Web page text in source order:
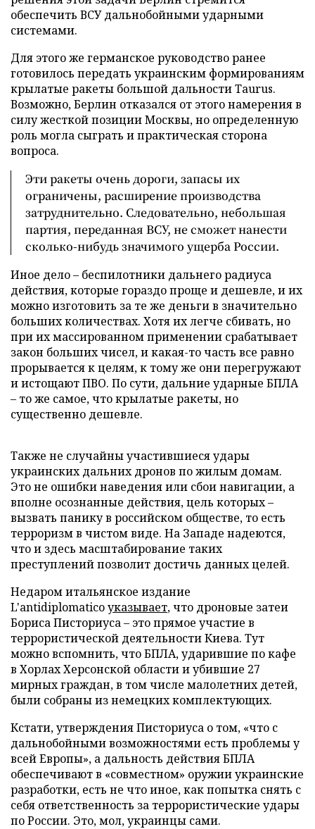
обеспечить ВСУ дальнобойными ударными
системами.
Для этого же германское руководство ранее
готовилось передать украинским формированиям
крылатые ракеты большой дальности Taurus.
Возможно, Берлин отказался от этого намерения в
силу жесткой позиции Москвы, но определенную
роль могла сыграть и практическая сторона
вопроса.
Эти ракеты очень дороги, запасы их
ограничены, расширение производства
затруднительно. Следовательно, небольшая
партия, переданная ВСУ, не сможет нанести
сколько-нибудь значимого ущерба России.
Иное дело – беспилотники дальнего радиуса
действия, которые гораздо проще и дешевле, и их
можно изготовить за те же деньги в значительно
больших количествах. Хотя их легче сбивать, но
при их массированном применении срабатывает
закон больших чисел, и какая-то часть все равно
прорывается к целям, к тому же они перегружают
и истощают ПВО. По сути, дальние ударные БПЛА
– то же самое, что крылатые ракеты, но
существенно дешевле.
Также не случайны участившиеся удары
украинских дальних дронов по жилым домам.
Это не ошибки наведения или сбои навигации, а
вполне осознанные действия, цель которых –
вызвать панику в российском обществе, то есть
терроризм в чистом виде. На Западе надеются,
что и здесь масштабирование таких
преступлений позволит достичь данных целей.
Недаром итальянское издание
L'antidiplomaticoуказывает, что дроновые затеи
Бориса Писториуса – это прямое участие в
террористической деятельности Киева. Тут
можно вспомнить, что БПЛА, ударившие по кафе
в Хорлах Херсонской области и убившие 27
мирных граждан, в том числе малолетних детей,
были собраны из немецких комплектующих.
Кстати, утверждения Писториуса о том, «что с
дальнобойными возможностями есть проблемы у
всей Европы», а дальность действия БПЛА
обеспечивают в «совместном» оружии украинские
разработки, есть не что иное, как попытка снять с
себя ответственность за террористические удары
по России. Это, мол, украинцы сами.